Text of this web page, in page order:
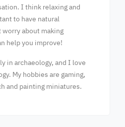
I think relaxing and
to have natural
about making
help you improve!
in archaeology, and I love
My hobbies are gaming,
and painting miniatures.